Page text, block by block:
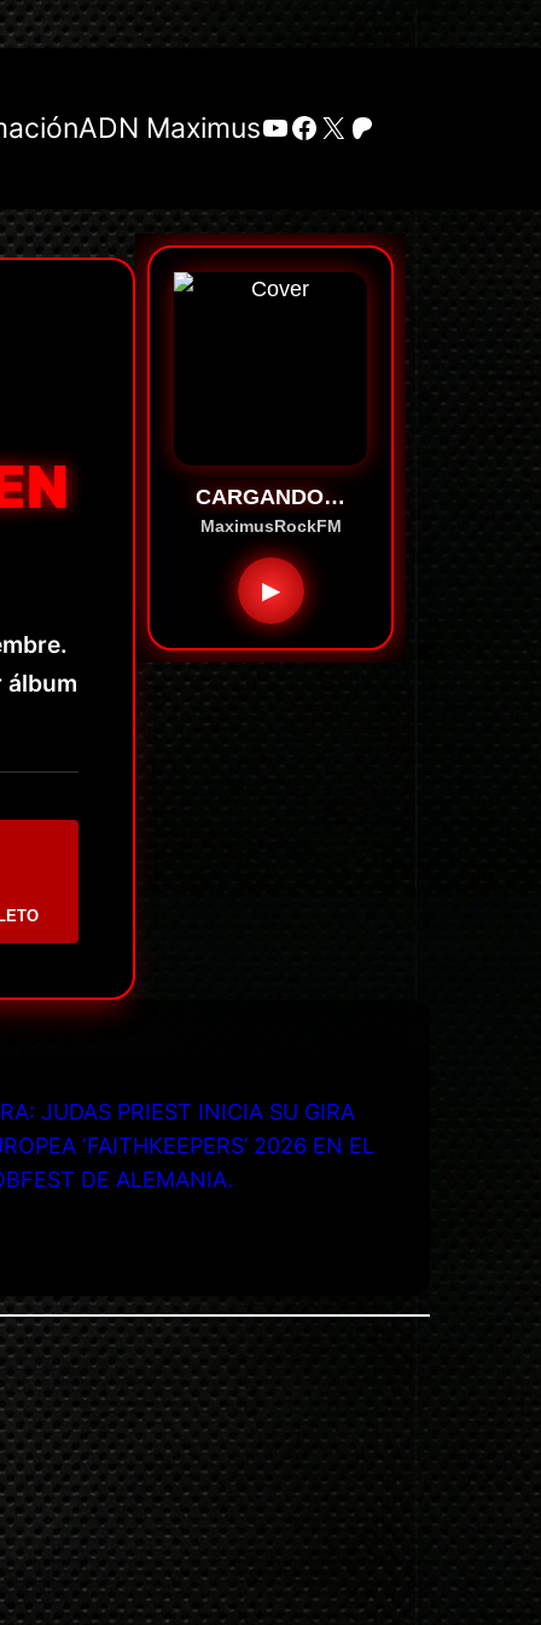
ADN MaximusYouTube
Facebook
X Patreon
álbum
CARGANDO…
MaximusRockFM
▶
JUDAS PRIEST INICIA SU GIRA
‘FAITHKEEPERS’ 2026 EN EL
DE ALEMANIA.